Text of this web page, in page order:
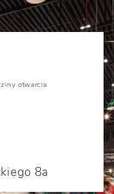
otwarcia
8a